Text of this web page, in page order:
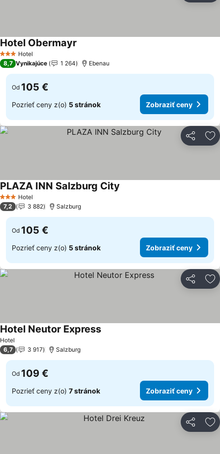
3 Počet hviezdičiek
Hotel
Hotel Obermayr
8,7 Vynikajúce 1 264 Ebenau
Od 105 €
Pozrieť ceny z(o) 5 stránok Zobraziť ceny
Zdieľať
3 Počet hviezdičiek
Hotel
PLAZA INN Salzburg City
7,2 3 882 Salzburg
Od 105 €
Pozrieť ceny z(o) 5 stránok Zobraziť ceny
Zdieľať
Hotel
Hotel Neutor Express
6,7 3 917 Salzburg
Od 109 €
Pozrieť ceny z(o) 7 stránok Zobraziť ceny
Zdieľať